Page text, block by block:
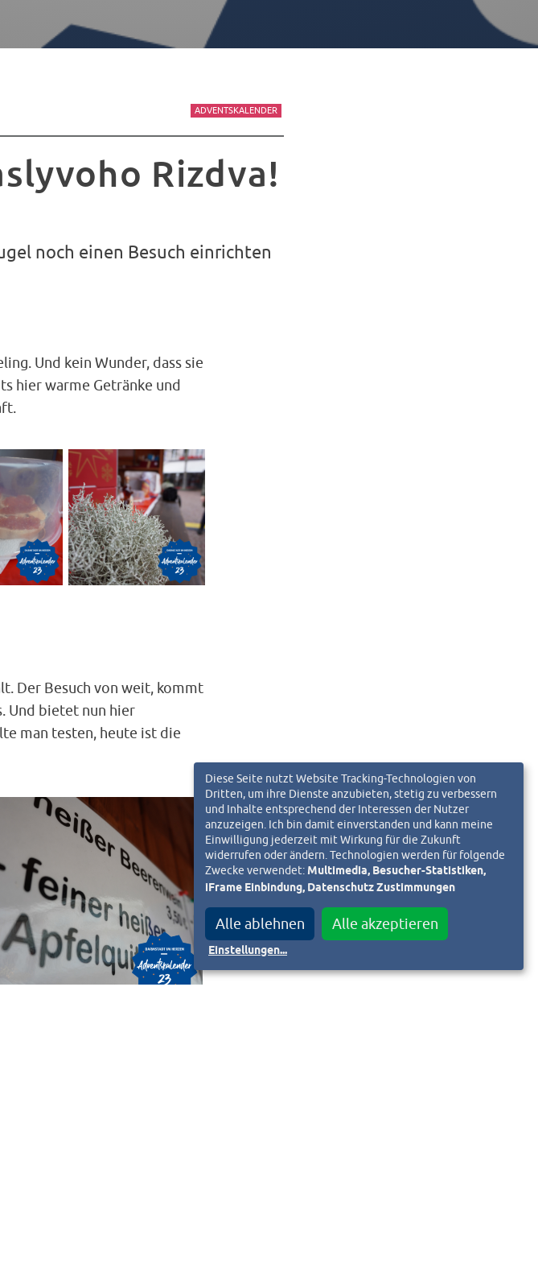
ADVENTSKALENDER
Rizdva!
noch einen Besuch einrichten
Und kein Wunder, dass sie
hier warme Getränke und
Der Besuch von weit, kommt
Und bietet nun hier
man testen, heute ist die
Diese Seite nutzt Website Tracking-Technologien von
Dritten, um ihre Dienste anzubieten, stetig zu verbessern
und Inhalte entsprechend der Interessen der Nutzer
anzuzeigen. Ich bin damit einverstanden und kann meine
Einwilligung jederzeit mit Wirkung für die Zukunft
widerrufen oder ändern. Technologien werden für folgende
Zwecke verwendet:Multimedia, Besucher-Statistiken,
iFrame Einbindung, Datenschutz Zustimmungen
Alle ablehnen Alle akzeptieren
Einstellungen...